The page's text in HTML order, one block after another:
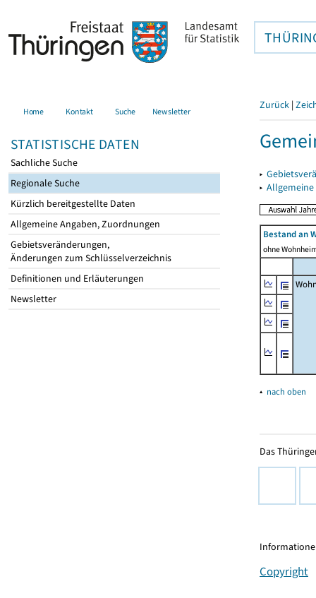
Home Kontakt Suche Newsletter
STATISTISCHE DATEN
Sachliche Suche
Regionale Suche
Kürzlich bereitgestellte Daten
Allgemeine Angaben, Zuordnungen
Gebietsveränderungen,
Änderungen zum Schlüsselverzeichnis
Definitionen und Erläuterungen
Newsletter
Zurück |
▸
▸
Bestand an
ohne
▴ nach oben
Das
Copyright